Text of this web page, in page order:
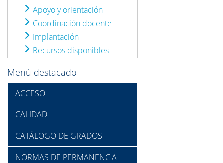
Apoyo y orientación
Coordinación docente
Implantación
Recursos disponibles
Menú destacado
ACCESO
CALIDAD
CATÁLOGO DE GRADOS
NORMAS DE PERMANENCIA